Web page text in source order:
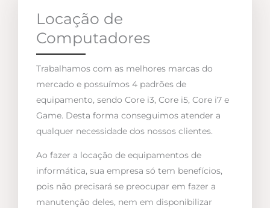
Locação de
Computadores
Trabalhamos com as melhores marcas do
mercado e possuímos 4 padrões de
equipamento, sendo Core i3, Core i5, Core i7 e
Game. Desta forma conseguimos atender a
qualquer necessidade dos nossos clientes.
Ao fazer a locação de equipamentos de
informática, sua empresa só tem benefícios,
pois não precisará se preocupar em fazer a
manutenção deles, nem em disponibilizar